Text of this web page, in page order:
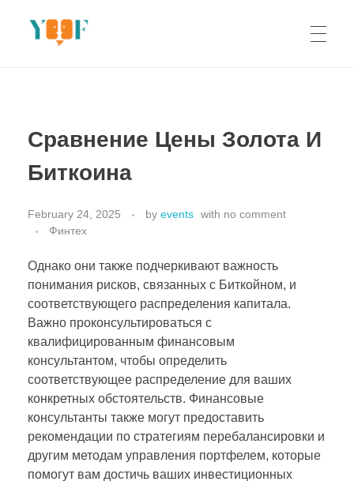
Сравнение Цены Золота И
Биткоина
February 24, 2025 by events with no comment
Финтех
Однако они также подчеркивают важность
понимания рисков, связанных с Биткойном, и
соответствующего распределения капитала.
Важно проконсультироваться с
квалифицированным финансовым
консультантом, чтобы определить
соответствующее распределение для ваших
конкретных обстоятельств. Финансовые
консультанты также могут предоставить
рекомендации по стратегиям перебалансировки и
другим методам управления портфелем, которые
помогут вам достичь ваших инвестиционных